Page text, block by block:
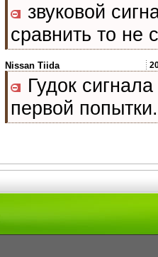
звуковой
сравнить то не
Nissan Tiida
Гудок
первой попытки.